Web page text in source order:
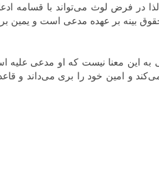
فرض لوث می‌تواند با قسامه
بینه بر عهده مدعی است و یمین
این معنا نیست که او مدعی
و امین خود را بری می‌داند